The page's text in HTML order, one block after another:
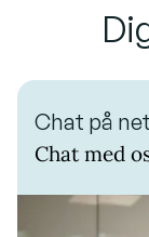
Chat på
Chat med